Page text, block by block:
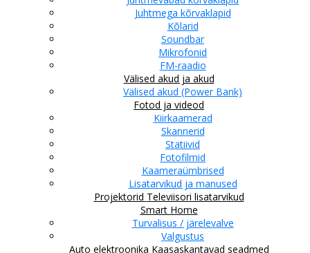
Juhtmega kõrvaklapid
Kõlarid
Soundbar
Mikrofonid
FM-raadio
Välised akud ja akud
Välised akud (Power Bank)
Fotod ja videod
Kiirkaamerad
Skannerid
Statiivid
Fotofilmid
Kaameraümbrised
Lisatarvikud ja manused
Projektorid Televiisori lisatarvikud
Smart Home
Turvalisus / järelevalve
Valgustus
Auto elektroonika Kaasaskantavad seadmed